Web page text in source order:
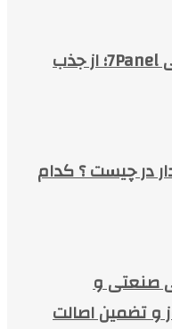
خدمات شبکه‌های اجتماعی 7Panel؛ از جذب
در چیست ؟ کدام
صنعتی و
و تضمین اصالت